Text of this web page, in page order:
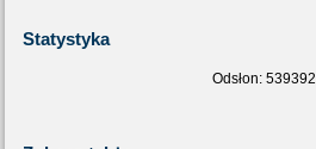
Statystyka
Odsłon: 539392